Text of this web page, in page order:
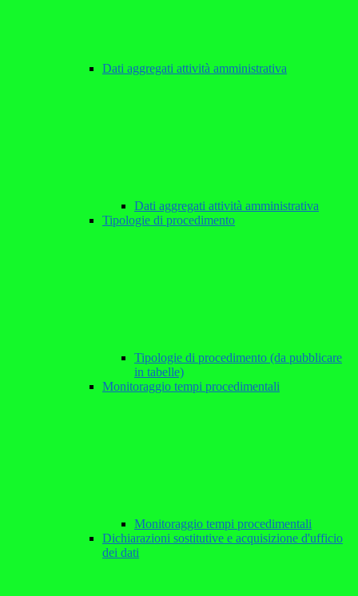
Dati aggregati attività amministrativa
Dati aggregati attività amministrativa
Tipologie di procedimento
Tipologie di procedimento (da pubblicare
in tabelle)
Monitoraggio tempi procedimentali
Monitoraggio tempi procedimentali
Dichiarazioni sostitutive e acquisizione d'ufficio
dei dati